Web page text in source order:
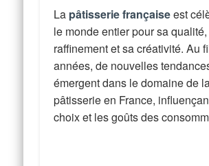
La pâtisserie françaiseest
le monde entier pour sa
raffinement et sa créativité. Au
années, de nouvelles
émergent dans le domaine de
pâtisserie en France,
choix et les goûts des